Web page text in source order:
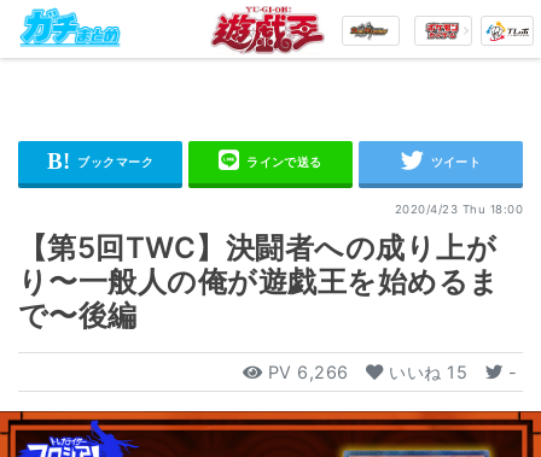
2020/4/23 Thu 18:00
【第5回TWC】決闘者への成り上が
り〜一般人の俺が遊戯王を始めるま
で〜後編
PV 6,266 いいね 15 -